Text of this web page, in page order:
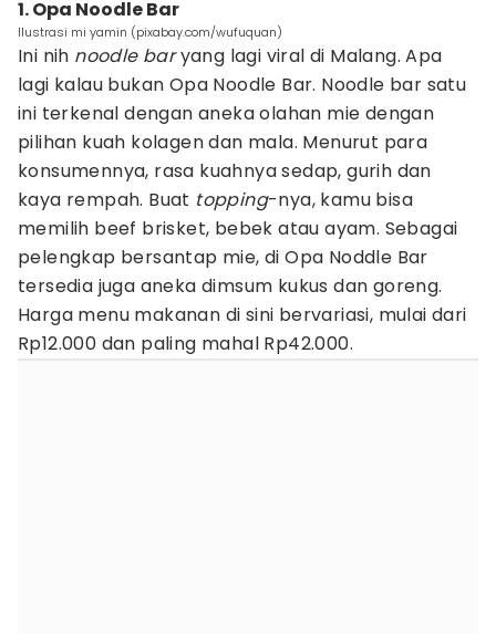
1. Opa Noodle Bar
Ilustrasi mi yamin (pixabay.com/wufuquan)
Ini nih noodle baryang lagi viral di Malang. Apa
lagi kalau bukan Opa Noodle Bar. Noodle bar satu
ini terkenal dengan aneka olahan mie dengan
pilihan kuah kolagen dan mala. Menurut para
konsumennya, rasa kuahnya sedap, gurih dan
kaya rempah. Buat topping-nya, kamu bisa
memilih beef brisket, bebek atau ayam. Sebagai
pelengkap bersantap mie, di Opa Noddle Bar
tersedia juga aneka dimsum kukus dan goreng.
Harga menu makanan di sini bervariasi, mulai dari
Rp12.000 dan paling mahal Rp42.000.